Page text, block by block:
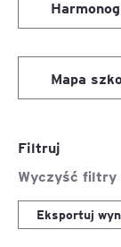
Mapa
Filtruj
Wyczyść filtry
Eksportuj